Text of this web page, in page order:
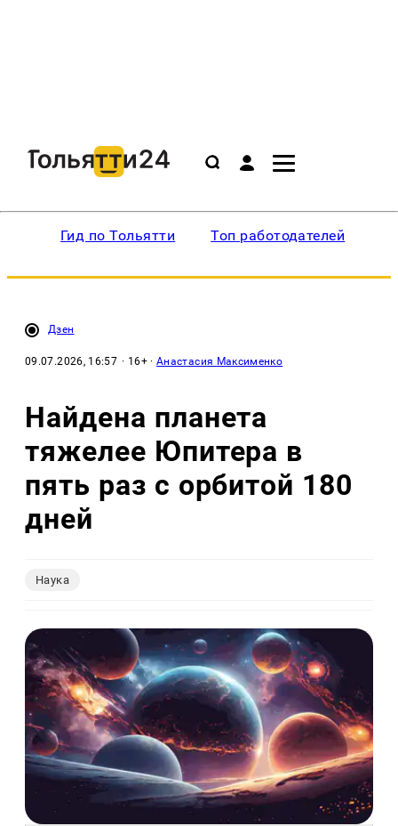
Гид по Тольятти Топ работодателей
Дзен
09.07.2026, 16:57 · 16+ ·Анастасия Максименко
Найдена планета
тяжелее Юпитера в
пять раз с орбитой 180
дней
Наука